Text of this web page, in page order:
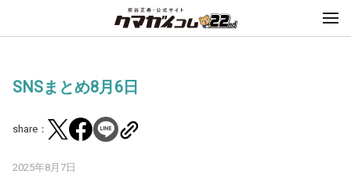
SNSまとめ8月6日
share：
2025年8月7日